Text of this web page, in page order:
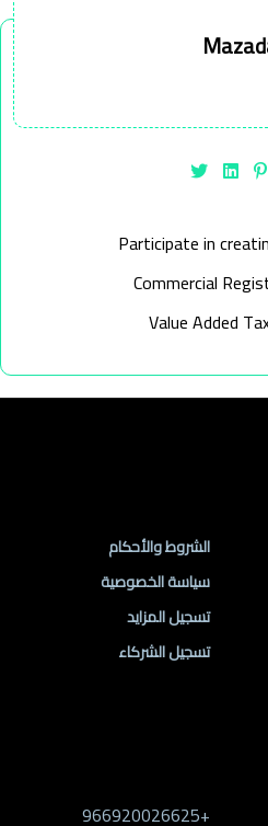
Participate in
Commercial
Value Added
الشروط والأحكام
سياسة الخصوصية
تسجيل المزايد
تسجيل الشركاء
+966920026625